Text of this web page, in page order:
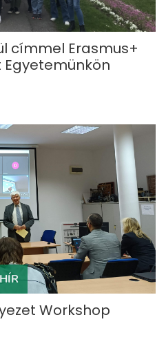
címmel Erasmus+
HÍR
Workshop